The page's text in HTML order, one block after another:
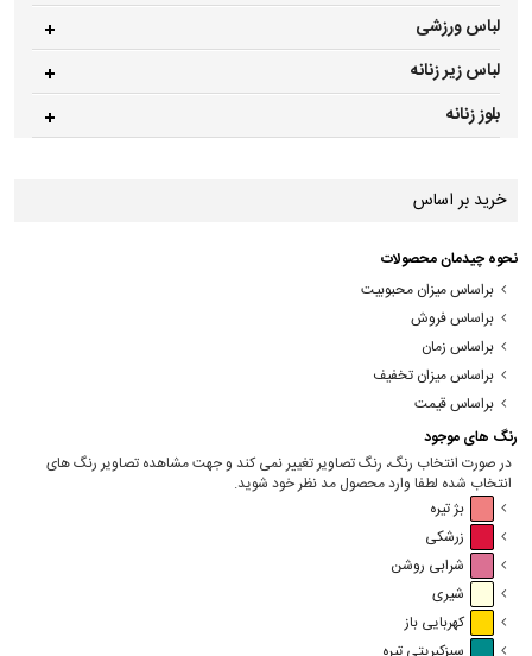
لباس ورزشی
لباس زیر زنانه
بلوز زنانه
خرید بر اساس
نحوه چیدمان محصولات
براساس میزان محبوبیت
براساس فروش
براساس زمان
براساس میزان تخفیف
براساس قیمت
رنگ های موجود
در صورت انتخاب رنگ، رنگ تصاویر تغییر نمی کند و جهت مشاهده تصاویر رنگ های
انتخاب شده لطفا وارد محصول مد نظر خود شوید.
بژ تیره
زرشکی
شرابی روشن
شیری
کهربایی باز